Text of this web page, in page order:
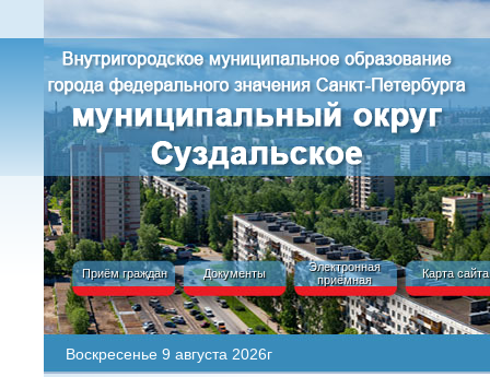
Приём граждан Документы
Электронная
приёмная
Карта сайта
Воскресенье 9 августа 2026г